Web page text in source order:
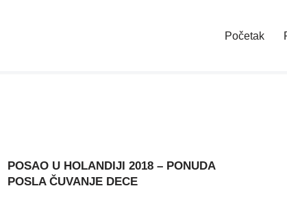
Početak
POSAO U HOLANDIJI 2018 – PONUDA
POSLA ČUVANJE DECE